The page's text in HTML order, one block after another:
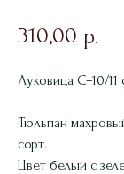
310,00 р.
Луковица С=10/
Тюльпан
сорт.
Цвет белый с